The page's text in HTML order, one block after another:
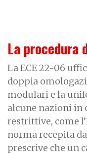
La procedura
La ECE 22-06
doppia
modulari e la
alcune nazioni in
restrittive, come
norma recepita
prescrive che un